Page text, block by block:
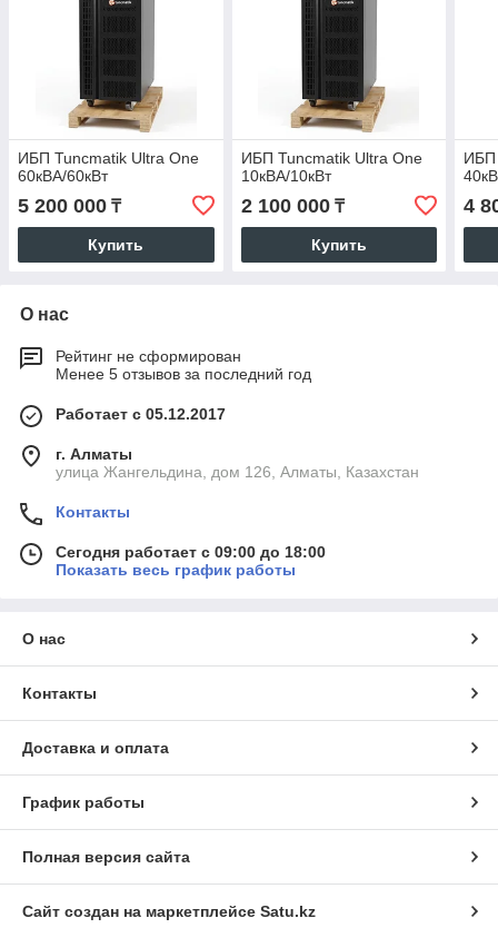
ИБП Tuncmatik Ultra One
60кВА/60кВт
5 200 000 ₸
Купить
ИБП Tuncmatik Ultra One
10кВА/10кВт
2 100 000₸
Купить
ИБП
4
О нас
Рейтинг не сформирован
Менее 5 отзывов за последний год
Работает с 05.12.2017
г. Алматы
улица Жангельдина, дом 126, Алматы, Казахстан
Контакты
Сегодня работает с 09:00 до 18:00
Показать весь график работы
О нас
Контакты
Доставка и оплата
График работы
Полная версия сайта
Сайт создан на маркетплейсе Satu.kz